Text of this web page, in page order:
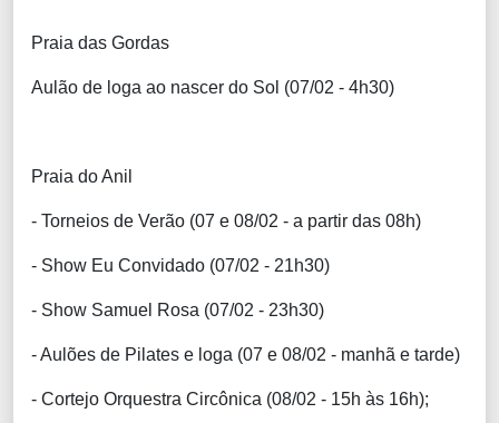
Praia das Gordas
Aulão de loga ao nascer do Sol (07/02 - 4h30)
Praia do Anil
- Torneios de Verão (07 e 08/02 - a partir das 08h)
- Show Eu Convidado (07/02 - 21h30)
- Show Samuel Rosa (07/02 - 23h30)
- Aulões de Pilates e loga (07 e 08/02 - manhã e tarde)
- Cortejo Orquestra Circônica (08/02 - 15h às 16h);